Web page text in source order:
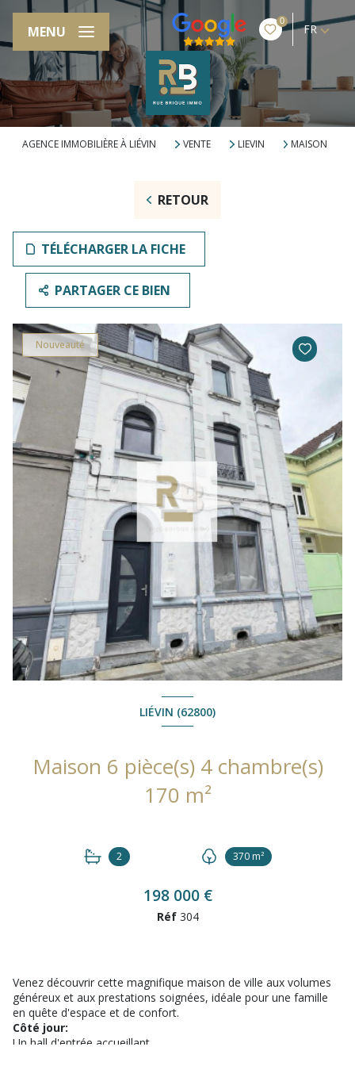
0
FR
MENU
AGENCE IMMOBILIÈRE À LIÉVIN VENTE LIEVIN MAISON
RETOUR
TÉLÉCHARGER LA FICHE
PARTAGER CE BIEN
Nouveauté
LIÉVIN (62800)
Maison 6 pièce(s) 4 chambre(s)
170 m²
2 370 m²
198 000 €
Réf 304
Venez découvrir cette magnifique maison de ville aux volumes
généreux et aux prestations soignées, idéale pour une famille
en quête d'espace et de confort.
Côté jour:
Un hall d'entrée accueillant.